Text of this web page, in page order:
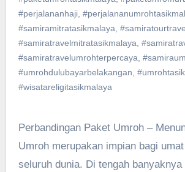
#perjalananhaji,
#samiramitratasikmalaya,
#samiratravelmitratasikmalaya,
#samiratravelumrohterpercaya,
#umrohdulubayarbelakangan,
#wisatareligitasikmalaya
Perbandingan Paket Umroh – Menunaikan ibadah
Umroh merupakan impian bagi
seluruh dunia. Di tengah